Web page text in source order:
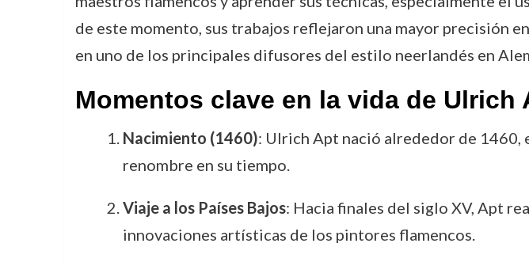
de este momento, sus trabajos reflejaron una mayor precisión
en uno de los principales difusores del estilo neerlandés en
Momentos clave en la vida de Ulrich
Nacimiento (1460): Ulrich Apt nació alrededor de
renombre en su tiempo.
Viaje a los Países Bajos: Hacia finales del siglo XV, Apt
innovaciones artísticas de los pintores flamencos.